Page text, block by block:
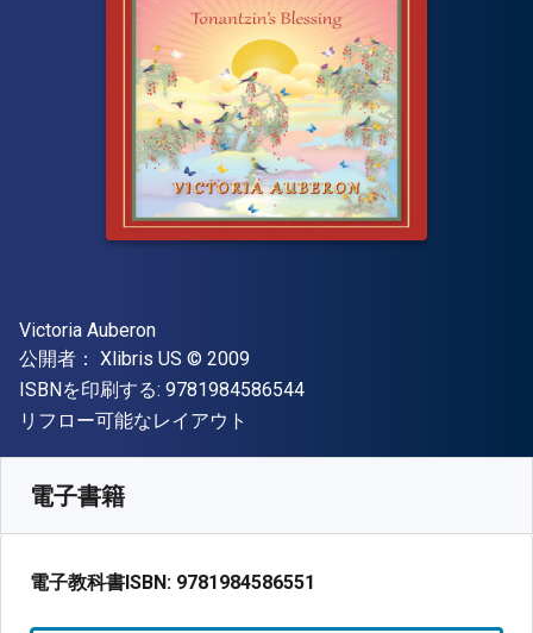
著者
Victoria Auberon
出版社
公開者： Xlibris US 著作権
© 2009
ISBNを印刷する: 9781984586544"ISBN-13 9781984586544"
形式
リフロー可能なレイアウト
電子書籍
電子教科書ISBN: 9781984586551